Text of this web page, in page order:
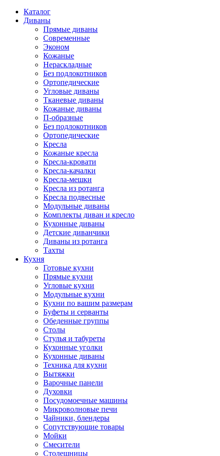
Каталог
Диваны
Прямые диваны
Современные
Эконом
Кожаные
Нераскладные
Без подлокотников
Ортопедические
Угловые диваны
Тканевые диваны
Кожаные диваны
П-образные
Без подлокотников
Ортопедические
Кресла
Кожаные кресла
Кресла-кровати
Кресла-качалки
Кресла-мешки
Кресла из ротанга
Кресла подвесные
Модульные диваны
Комплекты диван и кресло
Кухонные диваны
Детские диванчики
Диваны из ротанга
Тахты
Кухня
Готовые кухни
Прямые кухни
Угловые кухни
Модульные кухни
Кухни по вашим размерам
Буфеты и серванты
Обеденные группы
Столы
Стулья и табуреты
Кухонные уголки
Кухонные диваны
Техника для кухни
Вытяжки
Варочные панели
Духовки
Посудомоечные машины
Микроволновые печи
Чайники, блендеры
Сопутствующие товары
Мойки
Смесители
Столешницы